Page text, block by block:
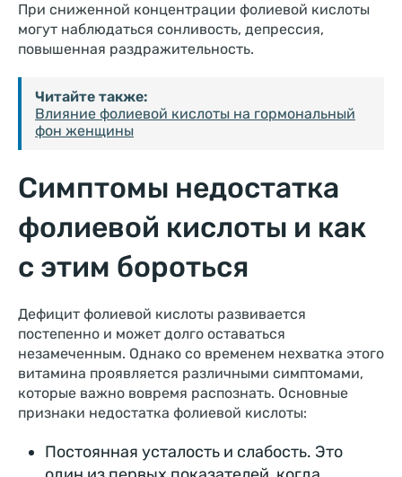
При сниженной концентрации фолиевой кислоты
могут наблюдаться сонливость, депрессия,
повышенная раздражительность.
Читайте также:
Влияние фолиевой кислоты на гормональный
фон женщины
Симптомы недостатка
фолиевой кислоты и как
с этим бороться
Дефицит фолиевой кислоты развивается
постепенно и может долго оставаться
незамеченным. Однако со временем нехватка этого
витамина проявляется различными симптомами,
которые важно вовремя распознать. Основные
признаки недостатка фолиевой кислоты:
Постоянная усталость и слабость. Это